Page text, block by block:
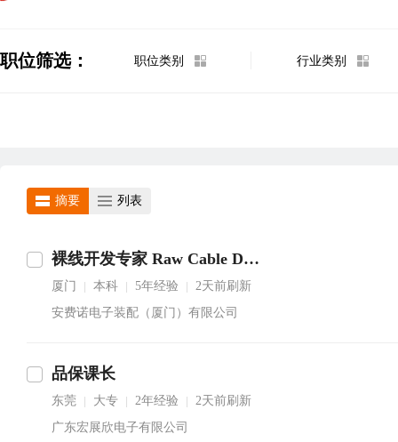
职位筛选： 职位类别 行业类别
摘要 列表
裸线开发专家 Raw Cable Development Expert
厦门 本科 5年经验
2天前刷新
安费诺电子装配（厦门）有限公司
品保课长
东莞 大专 2年经验
2天前刷新
广东宏展欣电子有限公司